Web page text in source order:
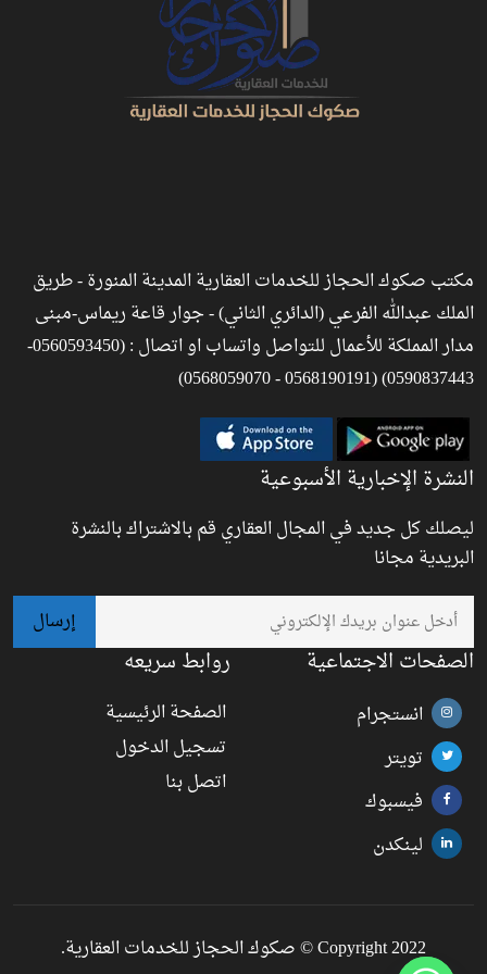
مكتب صكوك الحجاز للخدمات العقارية المدينة المنورة - طريق
الملك عبدالله الفرعي (الدائري الثاني) - جوار قاعة ريماس-مبنى
مدار المملكة للأعمال للتواصل واتساب او اتصال : (0560593450-
0590837443) (0568190191 - 0568059070)
النشرة الإخبارية الأسبوعية
ليصلك كل جديد في المجال العقاري قم بالاشتراك بالنشرة
البريدية مجانا
الصفحات الاجتماعية
انستجرام
تويتر
فيسبوك
لينكدن
روابط سريعه
الصفحة الرئيسية
تسجيل الدخول
اتصل بنا
Copyright 2022 © صكوك الحجاز للخدمات العقارية.